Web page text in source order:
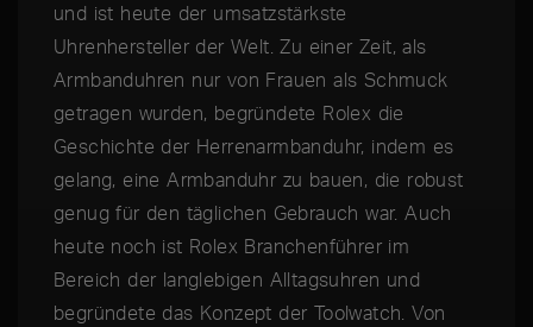
und ist heute der umsatzstärkste
Uhrenhersteller der Welt. Zu einer Zeit, als
Armbanduhren nur von Frauen als Schmuck
getragen wurden, begründete Rolex die
Geschichte der Herrenarmbanduhr, indem es
gelang, eine Armbanduhr zu bauen, die robust
genug für den täglichen Gebrauch war. Auch
heute noch ist Rolex Branchenführer im
Bereich der langlebigen Alltagsuhren und
begründete das Konzept der Toolwatch. Von